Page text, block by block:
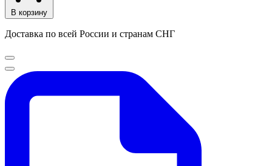
В корзину
Доставка по всей России и странам СНГ